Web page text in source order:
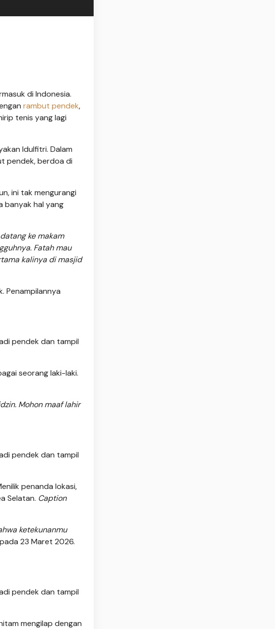
di Indonesia.
rambut pendek,
tenis yang lagi
Idulfitri. Dalam
pendek, berdoa di
ini tak mengurangi
banyak hal yang
ke makam
Fatah mau
kalinya di masjid
Penampilannya
pendek dan tampil
seorang laki-laki.
Mohon maaf lahir
pendek dan tampil
penanda lokasi,
Selatan. Caption
ketekunanmu
23 Maret 2026.
pendek dan tampil
mengilap dengan